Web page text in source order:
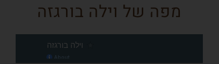
מפה של וילה בורגזה